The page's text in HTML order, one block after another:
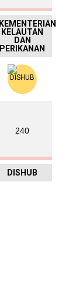
KEMENTERIAN
KELAUTAN
DAN
PERIKANAN
240
DISHUB